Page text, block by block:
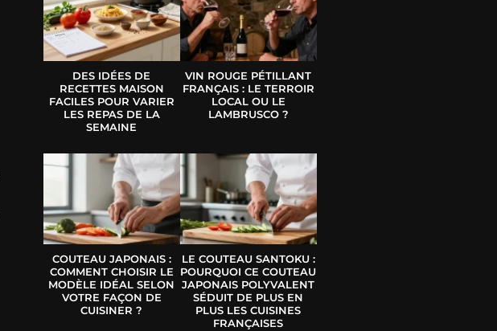
DES IDÉES DE
RECETTES MAISON
FACILES POUR VARIER
LES REPAS DE LA
SEMAINE
VIN ROUGE PÉTILLANT
FRANÇAIS : LE TERROIR
LOCAL OU LE
LAMBRUSCO ?
COUTEAU JAPONAIS :
COMMENT CHOISIR LE
MODÈLE IDÉAL SELON
VOTRE FAÇON DE
CUISINER ?
LE COUTEAU SANTOKU :
POURQUOI CE COUTEAU
JAPONAIS POLYVALENT
SÉDUIT DE PLUS EN
PLUS LES CUISINES
FRANÇAISES